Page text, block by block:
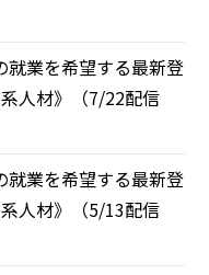
就業を希望する最新登
人材》（7/22配信
就業を希望する最新登
人材》（5/13配信